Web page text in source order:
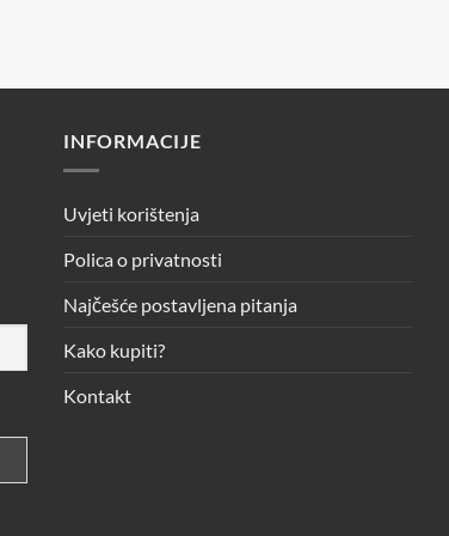
INFORMACIJE
Uvjeti korištenja
Polica o privatnosti
Najčešće postavljena pitanja
Kako kupiti?
Kontakt